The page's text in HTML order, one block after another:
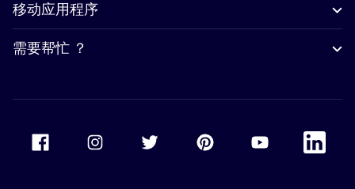
移动应用程序
需要帮忙 ？
Accor Facebook Accor TwitterAccor PinterestAccor Youtube
Accor